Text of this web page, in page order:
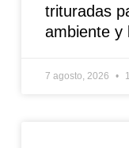
trituradas
ambiente y
7 agosto, 2026